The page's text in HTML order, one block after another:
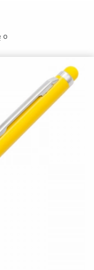
o